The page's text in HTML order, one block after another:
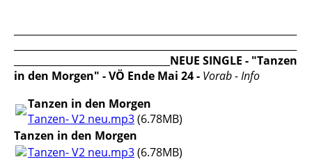
NEUE SINGLE - "Tanzen
in den Morgen" - VÖ Ende Mai 24 - Vorab - Info
Tanzen in den Morgen
Tanzen- V2 neu.mp3(6.78MB)
Tanzen in den Morgen
Tanzen- V2 neu.mp3(6.78MB)